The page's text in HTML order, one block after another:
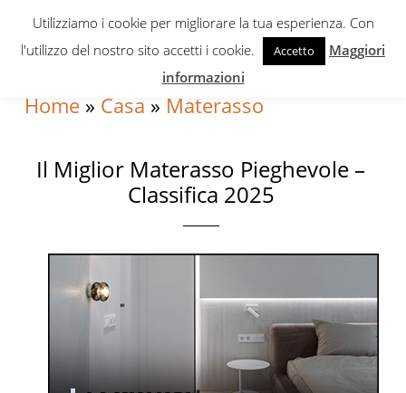
Skip
navigation
Skip
Skip
sidebar
Home » Casa » Materasso
Il Miglior Materasso Pieghevole –
Classifica 2025
Utilizziamo i cookie per migliorare la tua esperienza. Con
l'utilizzo del nostro sito accetti i cookie.
Accetto
Maggiori
informazioni